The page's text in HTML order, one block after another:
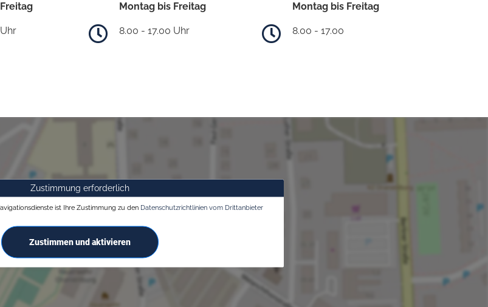
Montag bis Freitag
8.00 - 17.00 Uhr
Montag bis Freitag
8.00 - 17.00
Zustimmung erforderlich
ist Ihre Zustimmung zu den Datenschutzrichtlinien vom Drittanbieter
Zustimmen und aktivieren